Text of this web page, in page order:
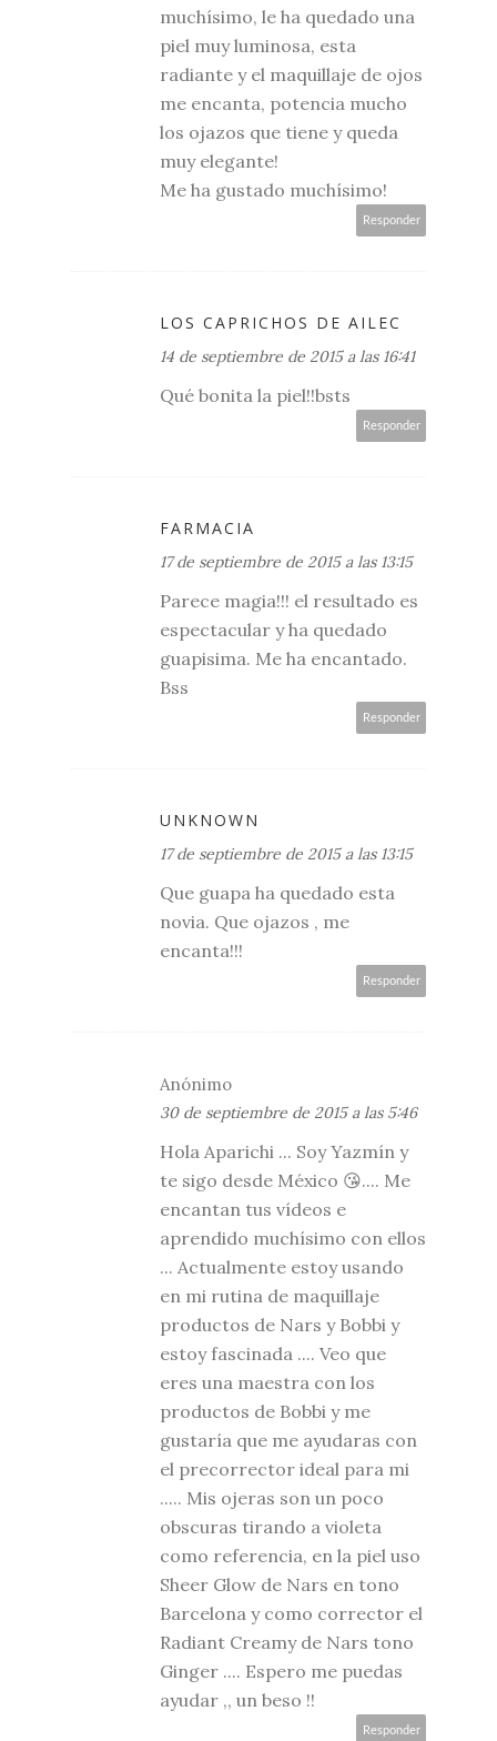
muchísimo, le ha quedado una
piel muy luminosa, esta
radiante y el maquillaje de ojos
me encanta, potencia mucho
los ojazos que tiene y queda
muy elegante!
Me ha gustado muchísimo!
Responder
LOS CAPRICHOS DE AILEC
14 de septiembre de 2015 a las 16:41
Qué bonita la piel!!bsts
Responder
FARMACIA
17 de septiembre de 2015 a las 13:15
Parece magia!!! el resultado es
espectacular y ha quedado
guapisima. Me ha encantado.
Bss
Responder
UNKNOWN
17 de septiembre de 2015 a las 13:15
Que guapa ha quedado esta
novia. Que ojazos , me
encanta!!!
Responder
Anónimo
30 de septiembre de 2015 a las 5:46
Hola Aparichi ... Soy Yazmín y
te sigo desde México 😘.... Me
encantan tus vídeos e
aprendido muchísimo con ellos
... Actualmente estoy usando
en mi rutina de maquillaje
productos de Nars y Bobbi y
estoy fascinada .... Veo que
eres una maestra con los
productos de Bobbi y me
gustaría que me ayudaras con
el precorrector ideal para mi
..... Mis ojeras son un poco
obscuras tirando a violeta
como referencia, en la piel uso
Sheer Glow de Nars en tono
Barcelona y como corrector el
Radiant Creamy de Nars tono
Ginger .... Espero me puedas
ayudar ,, un beso !!
Responder